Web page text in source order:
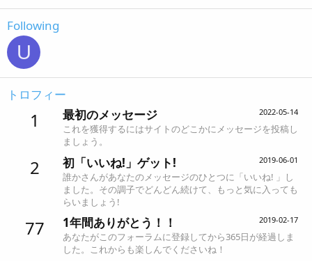
Following
U
トロフィー
1 2022-05-14
最初のメッセージ
これを獲得するにはサイトのどこかにメッセージを投稿し
ましょう。
2 2019-06-01
初「いいね!」ゲット!
誰かさんがあなたのメッセージのひとつに「いいね! 」し
ました。その調子でどんどん続けて、もっと気に入っても
らいましょう!
77 2019-02-17
1年間ありがとう！！
あなたがこのフォーラムに登録してから365日が経過しま
した。これからも楽しんでくださいね！